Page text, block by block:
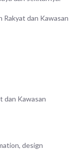
Rakyat dan Kawasan
dan Kawasan
design